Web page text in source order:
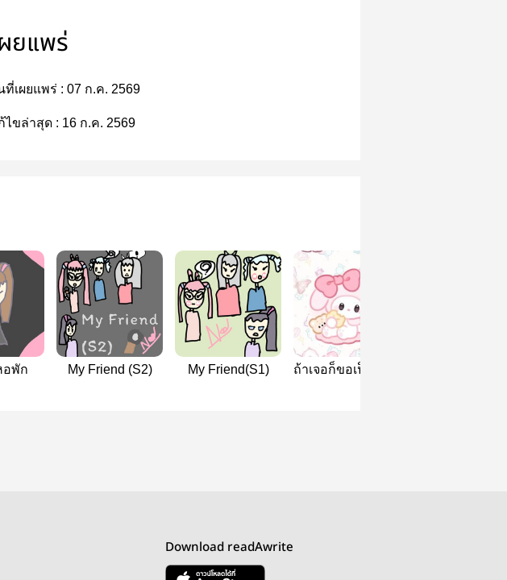
ยแพร่
ที่เผยแพร่ : 07 ก.ค. 2569
ไขล่าสุด : 16 ก.ค. 2569
อพัก My Friend (S2) My Friend(S1)
ถ้าเจอก็ขอเป็นแฟน
Download readAwrite